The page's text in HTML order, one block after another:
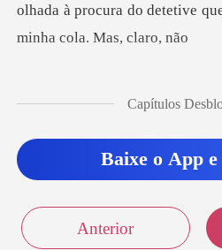
Sair
Capítulos
Baixe o App
Anterior